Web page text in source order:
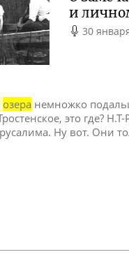
и
30
озера немножко
это где?
Ну вот. Они